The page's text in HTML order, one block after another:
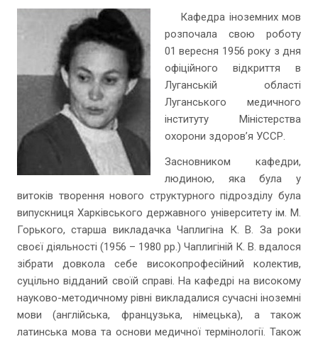
Кафедра іноземних мов
розпочала свою роботу
01 вересня 1956 року з дня
офіційного відкриття в
Луганській області
Луганського медичного
інституту Міністерства
охорони здоров’я УССР.
Засновником кафедри,
людиною, яка була у
витоків творення нового структурного підрозділу була
випускниця Харківського державного університету ім. М.
Горького, старша викладачка Чаплигіна К. В. За роки
своєї діяльності (1956 – 1980 рр.) Чаплигіній К. В. вдалося
зібрати довкола себе високопрофесійний колектив,
суцільно відданий своїй справі. На кафедрі на високому
науково-методичному рівні викладалися сучасні іноземні
мови (англійська, французька, німецька), а також
латинська мова та основи медичної термінології. Також